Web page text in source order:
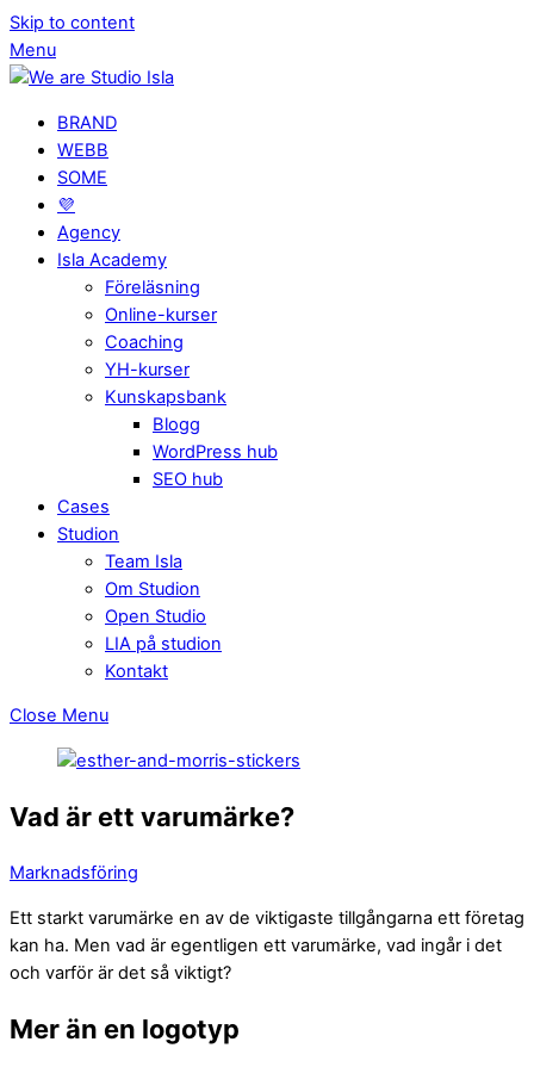
Skip to content
Menu
BRAND
WEBB
SOME
💜
Agency
Isla Academy
Föreläsning
Online-kurser
Coaching
YH-kurser
Kunskapsbank
Blogg
WordPress hub
SEO hub
Cases
Studion
Team Isla
Om Studion
Open Studio
LIA på studion
Kontakt
Close Menu
Vad är ett varumärke?
Marknadsföring
Ett starkt varumärke en av de viktigaste tillgångarna ett företag
kan ha. Men vad är egentligen ett varumärke, vad ingår i det
och varför är det så viktigt?
Mer än en logotyp